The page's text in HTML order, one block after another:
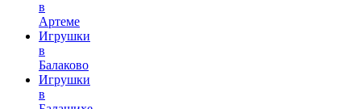
в
Артеме
Игрушки
в
Балаково
Игрушки
в